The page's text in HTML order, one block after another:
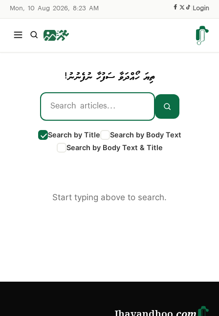
Mon, 10 Aug 2026, 8:23 AM Login
ތިޔަ ހޯއްދަވާ ސަފުހާ ނުފެނުނު!
Search by Title
Search by Body Text
Search by Body Text & Title
Start typing above to search.